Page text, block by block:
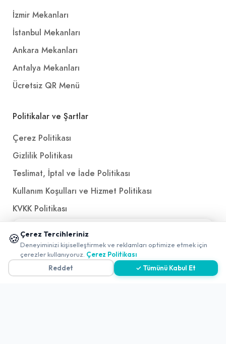
İzmir Mekanları
İstanbul Mekanları
Ankara Mekanları
Antalya Mekanları
Ücretsiz QR Menü
Politikalar ve Şartlar
Çerez Politikası
Gizlilik Politikası
Teslimat, İptal ve İade Politikası
Kullanım Koşulları ve Hizmet Politikası
KVKK Politikası
Referanslarımız
İletişim
🍪 Çerez Tercihleriniz
Deneyiminizi kişiselleştirmek ve reklamları optimize etmek için
çerezler kullanıyoruz. Çerez Politikası
Reddet
✓ Tümünü Kabul Et
📱 Mobil uygulamamızı keşfedin!
✖